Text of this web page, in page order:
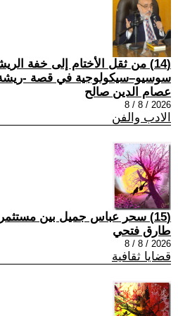
(14) من ثقل الأختام إلى خفة
سوسيو–سيكولوجية في قصة -
عصام الدين صالح
2026 / 8 / 8
الادب والفن
(15) سحر عباس جميل بين مستثمر وسياسي اطاري
طارق فتحي
2026 / 8 / 8
قضايا ثقافية